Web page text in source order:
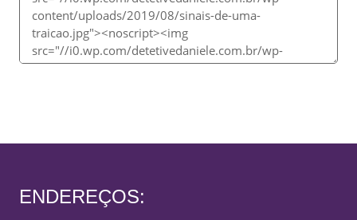
ENDEREÇOS: